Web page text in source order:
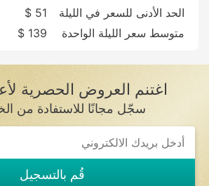
الحد الأدنى للسعر في الليلة
51 $
متوسط سعر الليلة الواحدة
139 $
اغتنم العروض الحصرية
سجّل مجانًا للاستفادة من
قُم بالتسجيل